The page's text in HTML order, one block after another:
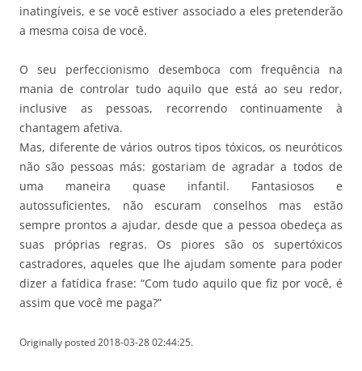
inatingíveis, e se você estiver associado a eles pretenderão
a mesma coisa de você.
O seu perfeccionismo desemboca com frequência na
mania de controlar tudo aquilo que está ao seu redor,
inclusive as pessoas, recorrendo continuamente à
chantagem afetiva.
Mas, diferente de vários outros tipos tóxicos, os neuróticos
não são pessoas más: gostariam de agradar a todos de
uma maneira quase infantil. Fantasiosos e
autossuficientes, não escuram conselhos mas estão
sempre prontos a ajudar, desde que a pessoa obedeça as
suas próprias regras. Os piores são os supertóxicos
castradores, aqueles que lhe ajudam somente para poder
dizer a fatídica frase: “Com tudo aquilo que fiz por você, é
assim que você me paga?”
Originally posted 2018-03-28 02:44:25.